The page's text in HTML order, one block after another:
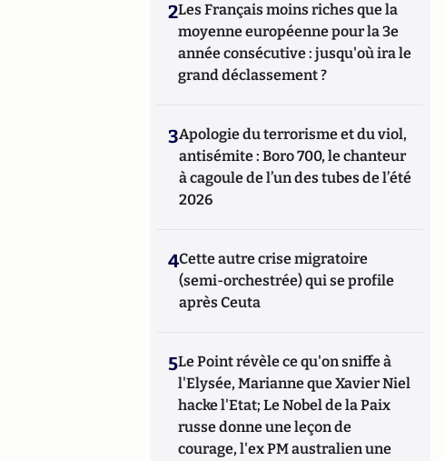
2Les Français moins riches que la
moyenne européenne pour la 3e
année consécutive : jusqu'où ira le
grand déclassement ?
3Apologie du terrorisme et du viol,
antisémite : Boro 700, le chanteur
à cagoule de l’un des tubes de l’été
2026
4Cette autre crise migratoire
(semi-orchestrée) qui se profile
après Ceuta
5Le Point révèle ce qu'on sniffe à
l'Elysée, Marianne que Xavier Niel
hacke l'Etat; Le Nobel de la Paix
russe donne une leçon de
courage, l'ex PM australien une